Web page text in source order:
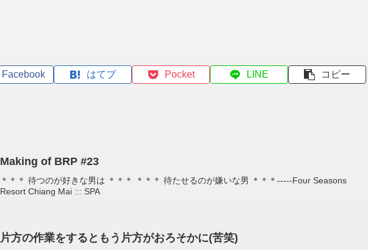
Facebook はてブ Pocket LINE コピー
Making of BRP #23
＊＊＊ 待つのが好きな男は ＊＊＊ ＊＊＊ 待たせるのが嫌いな男 ＊＊＊-----Four Seasons
Resort Chiang Mai ::: SPA
片方の作業をするともう片方がおろそかに(苦笑)